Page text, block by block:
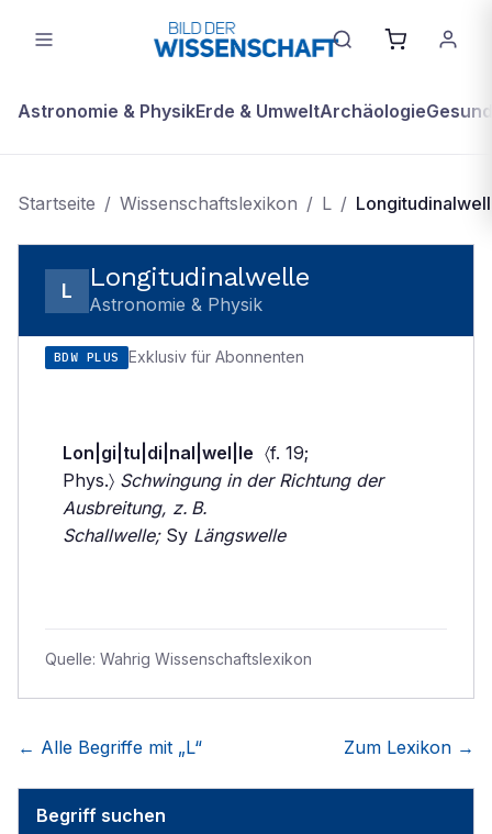
Astronomie & PhysikErde & UmweltArchäologie
Startseite / Wissenschaftslexikon / L /
L Longitudinalwelle
Astronomie & Physik
BDW PLUS Exklusiv für Abonnenten
Lon|gi|tu|di|nal|wel|le 〈f. 19;
Phys.〉 Schwingung in der Richtung der
Ausbreitung, z. B.
Schallwelle;Sy Längswelle
Quelle: Wahrig Wissenschaftslexikon
← Alle Begriffe mit „L“ Zum Lexikon →
Begriff suchen